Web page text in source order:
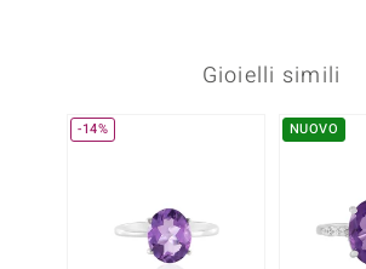
Gioielli simili
-14% NUOVO